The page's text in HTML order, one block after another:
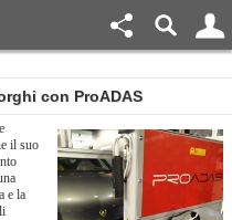
con ProADAS
il suo
e la